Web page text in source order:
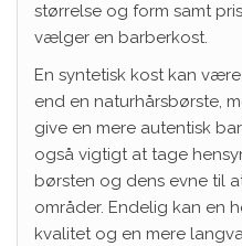
størrelse og form samt
vælger en barberkost.
En syntetisk kost kan
end en naturhårsbørste,
give en mere autentisk
også vigtigt at tage
børsten og dens evne til
områder. Endelig kan en
kvalitet og en mere